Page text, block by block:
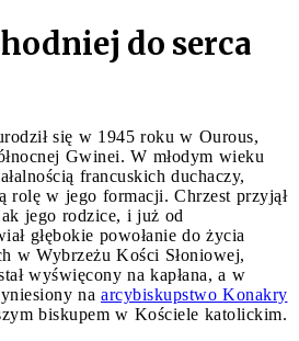
do serca
się w 1945 roku w Ourous,
Gwinei. W młodym wieku
francuskich duchaczy,
rolę w jego formacji. Chrzest przyjął
jego rodzice, i już od
głębokie powołanie do życia
w Wybrzeżu Kości Słoniowej,
wyświęcony na kapłana, a w
na arcybiskupstwo Konakry
biskupem w Kościele katolickim.